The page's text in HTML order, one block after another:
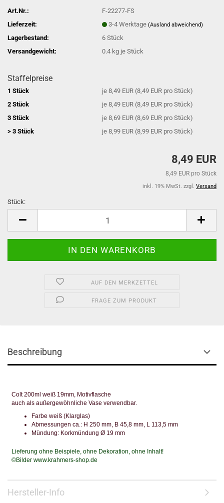
Art.Nr.:
F-22277-FS
Lieferzeit:
3-4 Werktage(Ausland abweichend)
Lagerbestand: 6Stück
Versandgewicht:
0.4 kg je Stück
Staffelpreise
1 Stück
je 8,49 EUR (8,49 EUR pro Stück)
2 Stück
je 8,49 EUR (8,49 EUR pro Stück)
3 Stück
je 8,69 EUR (8,69 EUR pro Stück)
> 3 Stück
je 8,99 EUR (8,99 EUR pro Stück)
8,49 EUR
8,49 EUR pro Stück
inkl. 19% MwSt. zzgl. Versand
Stück:
AUF DEN MERKZETTEL
FRAGE ZUM PRODUKT
Beschreibung
Colt 200ml weiß 19mm, Motivflasche
auch als außergewöhnliche Vase verwendbar.
Farbe weiß (Klarglas)
Abmessungen ca.: H 250 mm, B 45,8 mm, L 113,5 mm
Mündung: Korkmündung Ø 19 mm
Lieferung ohne Beispiele, ohne Dekoration, ohne Inhalt!
©Bilder www.krahmers-shop.de
Hersteller-Info